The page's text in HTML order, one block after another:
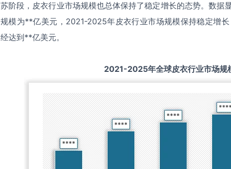
苏阶段，皮衣行业市场规模也总体保持了稳定增长的态势。数据
规模为**亿美元，2021-2025年皮衣行业市场规模保持稳定增
经达到**亿美元。
2021-2025年全球皮衣行业市场规